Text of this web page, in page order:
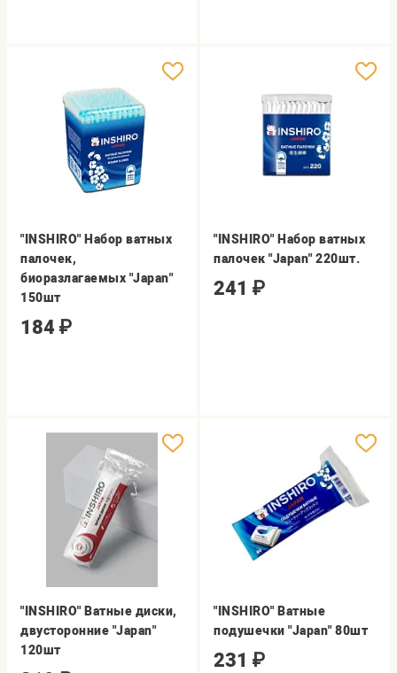
"INSHIRO" Набор ватных
палочек,
биоразлагаемых "Japan"
150шт
184 ₽
"INSHIRO" Набор ватных
палочек "Japan" 220шт.
241 ₽
"INSHIRO" Ватные диски,
двусторонние "Japan"
120шт
"INSHIRO" Ватные
подушечки "Japan" 80шт
231 ₽